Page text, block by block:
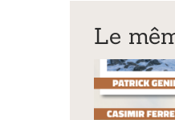
Le